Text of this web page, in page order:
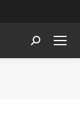
Search: